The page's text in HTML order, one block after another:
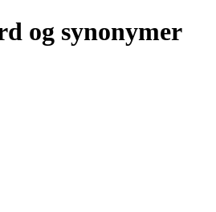
og synonymer